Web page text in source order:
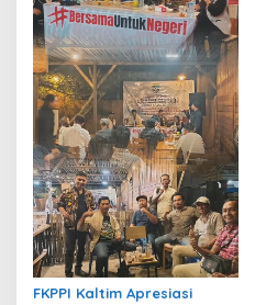
p
o
s
FKPPI Kaltim Apresiasi